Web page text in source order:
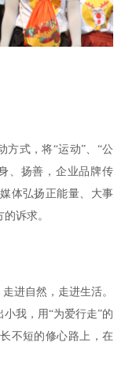
方式，将“运动”、“公
、扬善，企业品牌传
体弘扬正能量、大事
诉求。
进自然，走进生活。
我，用“为爱行走”的
不短的修心路上，在